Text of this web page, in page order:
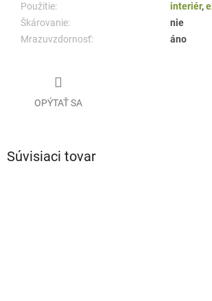
Použitie:
interiér,
Škárovanie:
nie
Mrazuvzdornosť:
áno
OPÝTAŤ SA
Súvisiaci tovar